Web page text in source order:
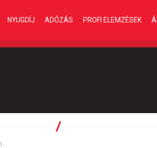
NYUGDÍJ ADÓZÁS PROFI ELEMZÉSEK